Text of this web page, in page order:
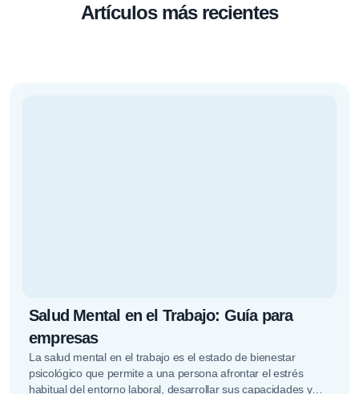
Artículos más recientes
Salud Mental en el Trabajo: Guía para
empresas
La salud mental en el trabajo es el estado de bienestar
psicológico que permite a una persona afrontar el estrés
habitual del entorno laboral, desarrollar sus capacidades y…